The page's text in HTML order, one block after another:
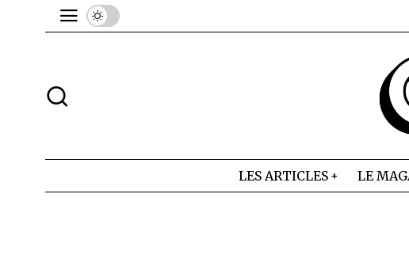
LES ARTICLES LE